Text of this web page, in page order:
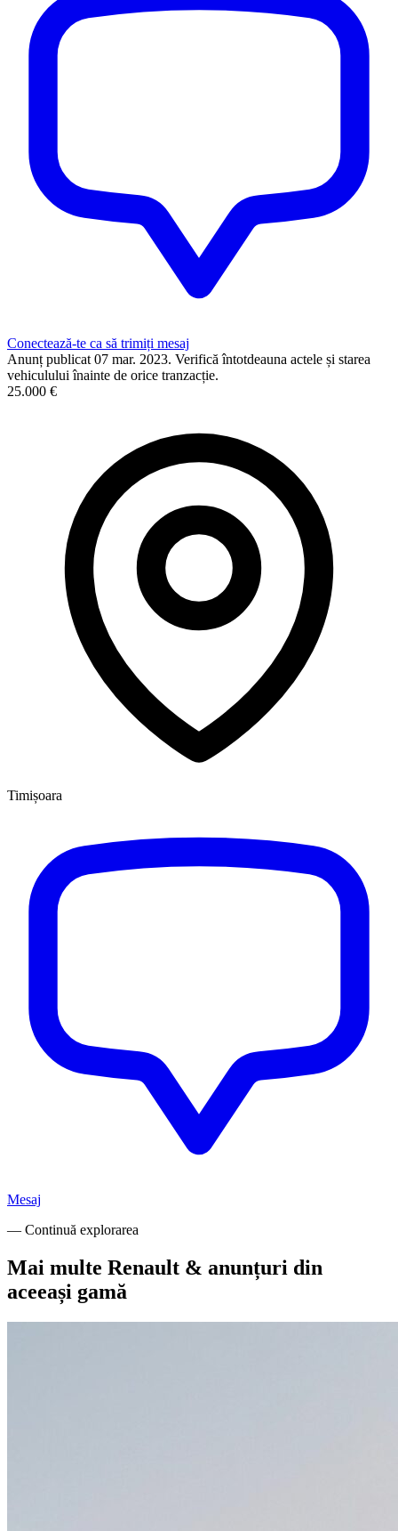
Conectează-te ca să trimiți mesaj
Anunț publicat 07 mar. 2023. Verifică întotdeauna actele și starea
vehiculului înainte de orice tranzacție.
25.000 €
Timișoara
Mesaj
— Continuă explorarea
Mai multe Renault & anunțuri din
aceeași gamă